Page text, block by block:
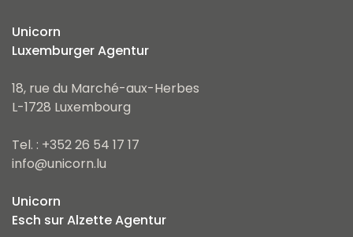
Unicorn
Luxemburger Agentur
18, rue du Marché-aux-Herbes
L-1728 Luxembourg
Tel. : +352 26 54 17 17
info@unicorn.lu
Unicorn
Esch sur Alzette Agentur